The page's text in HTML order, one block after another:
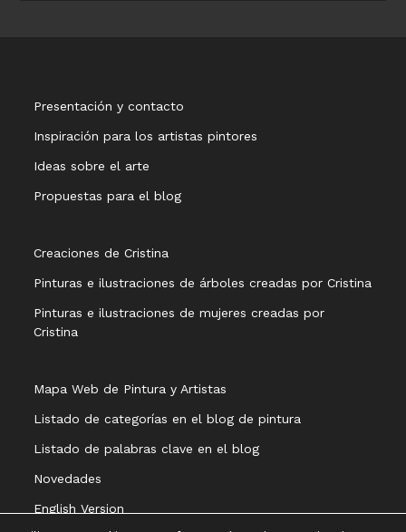
Presentación y contacto
Inspiración para los artistas pintores
Ideas sobre el arte
Propuestas para el blog
Creaciones de Cristina
Pinturas e ilustraciones de árboles creadas por Cristina
Pinturas e ilustraciones de mujeres creadas por
Cristina
Mapa Web de Pintura y Artistas
Listado de categorías en el blog de pintura
Listado de palabras clave en el blog
Novedades
English Version